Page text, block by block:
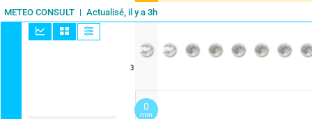
METEO CONSULT Actualisé, il y a 3h
3
0
mm